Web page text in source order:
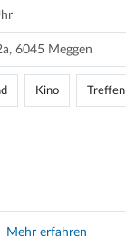
6045 Meggen
Kino Treffen
Mehr erfahren